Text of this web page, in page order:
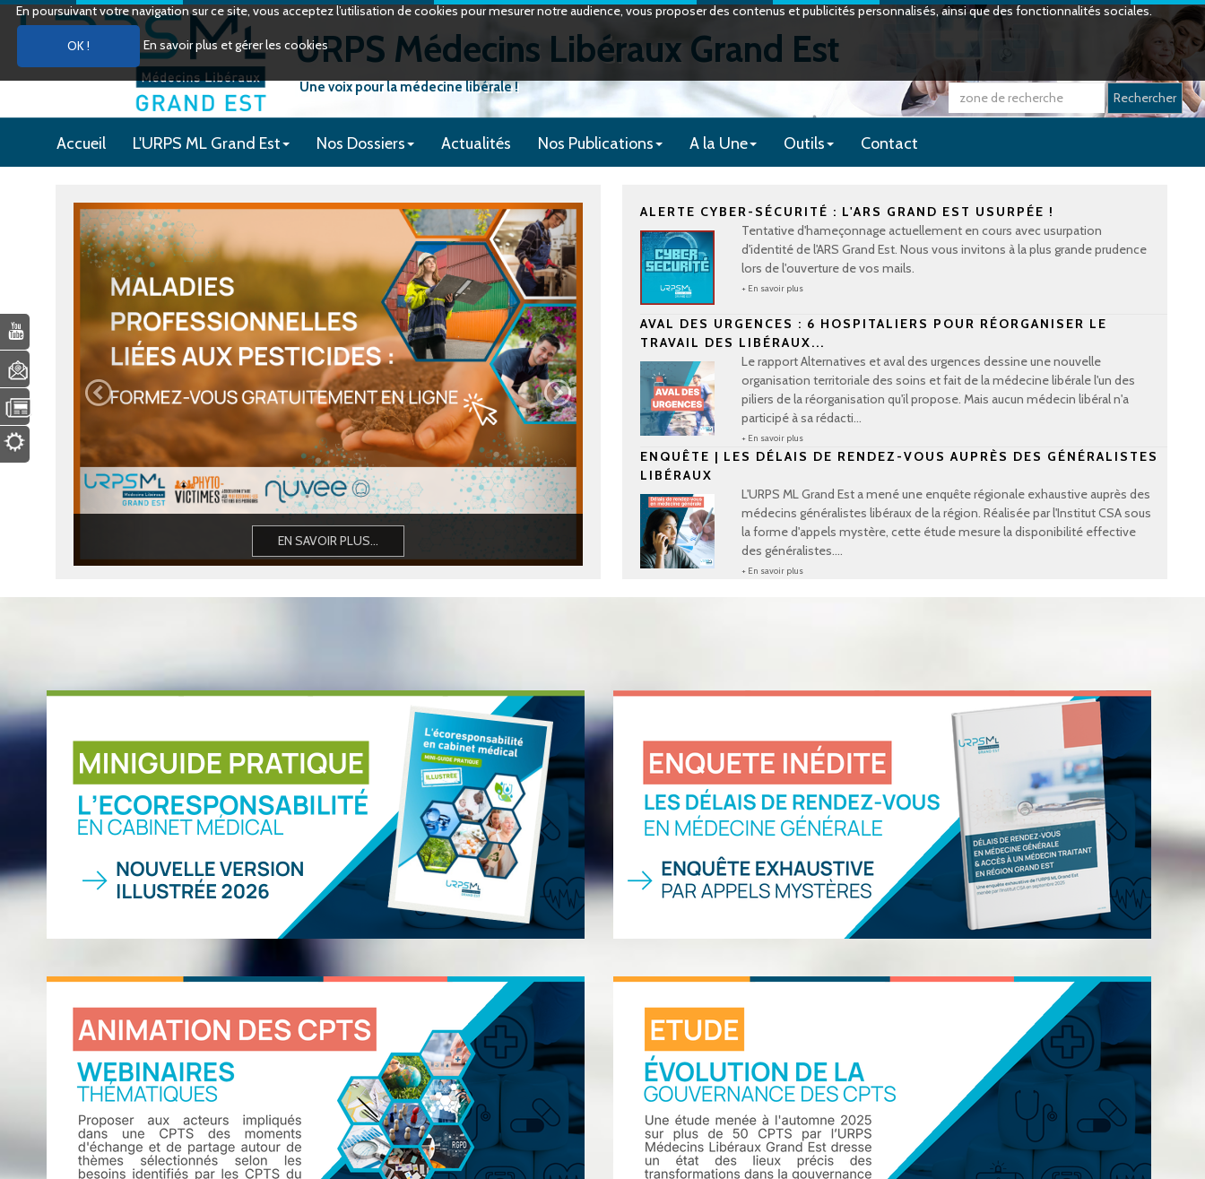
En poursuivant votre navigation sur ce site, vous acceptez l’utilisation de cookies pour mesurer notre audience, vous proposer des contenus et publicités personnalisés, ainsi que des fonctionnalités sociales.
En savoir plus et gérer les cookiesURPS Médecins Libéraux Grand Est
Une voix pour la médecine libérale !
Accueil L'URPS ML Grand Est Nos Dossiers Actualités Nos Publications A la Une Outils Contact
Rechercher
EN SAVOIR PLUS...
ALERTE CYBER-SÉCURITÉ : L'ARS GRAND EST USURPÉE !
Tentative d'hameçonnage actuellement en cours avec usurpation
d'identité de l'ARS Grand Est. Nous vous invitons à la plus grande prudence
lors de l'ouverture de vos mails.
+ En savoir plus
AVAL DES URGENCES : 6 HOSPITALIERS POUR RÉORGANISER LE
TRAVAIL DES LIBÉRAUX...
Le rapport Alternatives et aval des urgences dessine une nouvelle
organisation territoriale des soins et fait de la médecine libérale l'un des
piliers de la réorganisation qu'il propose. Mais aucun médecin libéral n'a
participé à sa rédacti...
+ En savoir plus
ENQUÊTE | LES DÉLAIS DE RENDEZ-VOUS AUPRÈS DES GÉNÉRALISTES
LIBÉRAUX
L'URPS ML Grand Est a mené une enquête régionale exhaustive auprès des
médecins généralistes libéraux de la région. Réalisée par l'Institut CSA sous
la forme d'appels mystère, cette étude mesure la disponibilité effective
des généralistes....
+ En savoir plus